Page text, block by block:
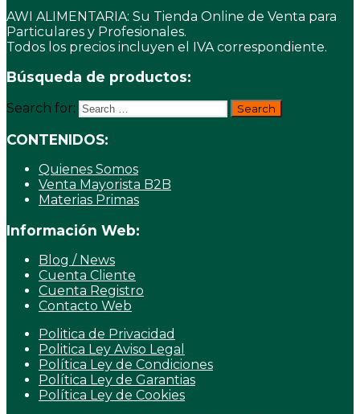
AWI ALIMENTARIA: Su Tienda Online de Venta para
Particulares y Profesionales.
Todos los precios incluyen el IVA correspondiente.
Búsqueda de productos:
Search for:
CONTENIDOS:
Quienes Somos
Venta Mayorista B2B
Materias Primas
Información Web:
Blog / News
Cuenta Cliente
Cuenta Registro
Contacto Web
Politica de Privacidad
Politica Ley Aviso Legal
Política Ley de Condiciones
Política Ley de Garantias
Política Ley de Cookies